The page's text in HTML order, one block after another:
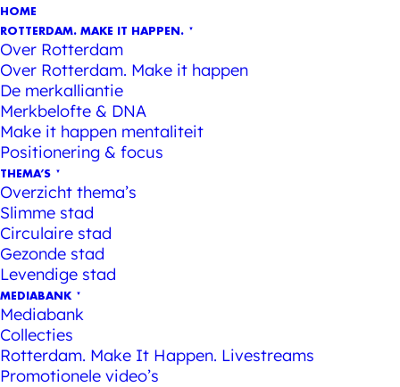
HOME
ROTTERDAM. MAKE IT HAPPEN.
Over Rotterdam
Over Rotterdam. Make it happen
De merkalliantie
Merkbelofte & DNA
Make it happen mentaliteit
Positionering & focus
THEMA’S
Overzicht thema’s
Slimme stad
Circulaire stad
Gezonde stad
Levendige stad
MEDIABANK
Mediabank
Collecties
Rotterdam. Make It Happen. Livestreams
Promotionele video’s